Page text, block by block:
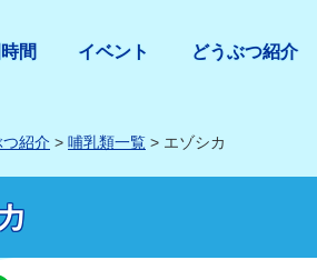
間 イベント どうぶつ紹介
つ紹介 > 哺乳類一覧 > エゾシカ